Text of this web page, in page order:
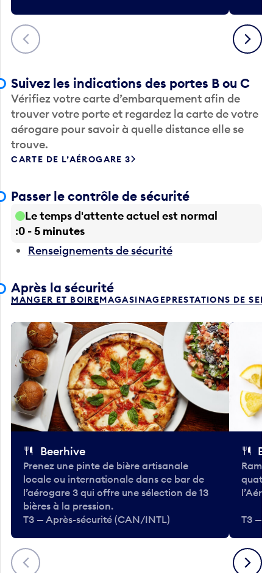
Précédent Suivant
Suivez les indications des portes B ou C
Vérifiez votre carte d’embarquement afin de
trouver votre porte et regardez la carte de votre
aérogare pour savoir à quelle distance elle se
trouve.
CARTE DE L’AÉROGARE 3
Passer le contrôle de sécurité
Le temps d'attente actuel est normal
0 - 5 minutes
Renseignements de sécurité
Après la sécurité
MANGER ET BOIREMAGASINAGEPRESTATIONS DE
Précédent
Beerhive
Prenez une pinte de bière artisanale
locale ou internationale dans ce bar de
l’aérogare 3 qui offre une sélection de 13
bières à la pression.
T3 — Après-sécurité (CAN/INTL)
T3 —
Suivant